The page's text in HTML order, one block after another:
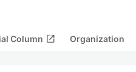
Column open_in_new Organization